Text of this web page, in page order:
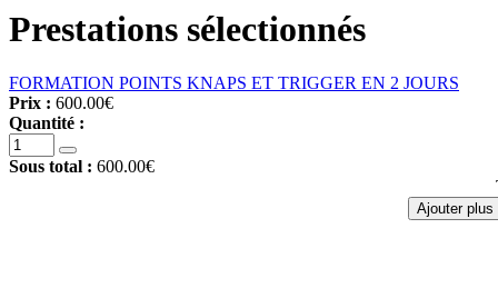
Prestations sélectionnés
FORMATION POINTS KNAPS ET TRIGGER EN 2 JOURS
Prix : 600.00€
Quantité :
Sous total : 600.00€
Ajouter plus